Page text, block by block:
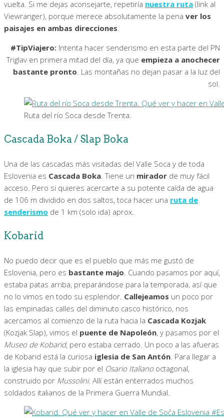
vuelta. Si me dejas aconsejarte, repetiría nuestra ruta (link al
Viewranger), porque merece absolutamente la pena ver los
paisajes en ambas direcciones
#TipViajero: Intenta hacer senderismo en esta parte del PN
Triglav en primera mitad del día, ya que empieza a anochecer
bastante pronto . Las montañas no dejan pasar a la luz del
sol.
Ruta del río Soca desde Trenta.
Cascada Boka / Slap Boka
Una de las cascadas más visitadas del Valle Soca y de toda
Eslovenia es Cascada Boka . Tiene un mirador de muy fácil
acceso. Pero si quieres acercarte a su potente caída de agua
de 106 m dividido en dos saltos, toca hacer una ruta de
senderismo de 1 km (solo ida) aprox.
Kobarid
No puedo decir que es el pueblo que más me gustó de
Eslovenia, pero es bastante majo . Cuando pasamos por aquí,
estaba patas arriba, preparándose para la temporada, así que
no lo vimos en todo su esplendor. Callejeamos un poco por
las empinadas calles del diminuto casco histórico, nos
acercamos al comienzo de la ruta hacia la Cascada Kozjak
(Kozjak Slap), vimos el puente de Napoleón, y pasamos por el
Museo de Kobarid, pero estaba cerrado. Un poco a las afueras
de Kobarid está la curiosa iglesia de San Antón . Para llegar a
la iglesia hay que subir por el Osario Italiano octagonal,
construido por Mussolini. Allí están enterrados muchos
soldados italianos de la Primera Guerra Mundial.